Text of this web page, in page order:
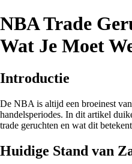
NBA Trade
Wat Je Moet
Introductie
De NBA is altijd een broeinest
handelsperiodes. In dit artikel
trade geruchten en wat dit
Huidige Stand van